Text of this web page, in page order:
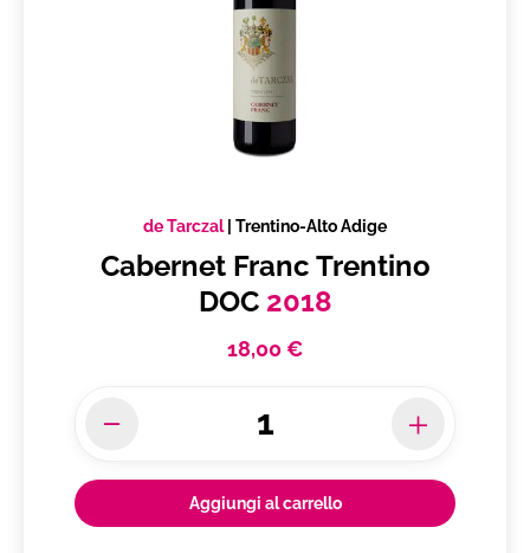
de Tarczal| Trentino-Alto Adige
Cabernet Franc Trentino
DOC 2018
18,00 €
Aggiungi al carrello